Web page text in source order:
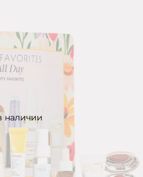
наличии